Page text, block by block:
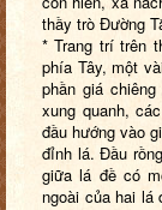
thầy trò Đường
* Trang trí trên
phía Tây, một
phần giá
xung quanh,
đầu hướng vào
đỉnh lá. Đầu
giữa lá đề có
ngoài của hai lá